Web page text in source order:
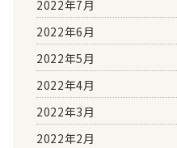
2022年7月
2022年6月
2022年5月
2022年4月
2022年3月
2022年2月